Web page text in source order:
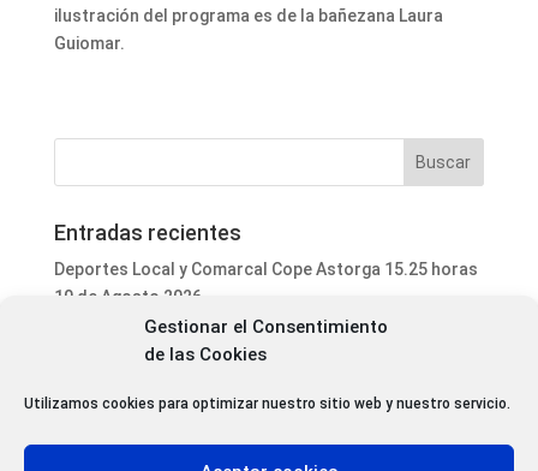
Gestionar el Consentimiento
de las Cookies
Utilizamos cookies para optimizar nuestro sitio web y nuestro servicio.
ilustración del programa es de la bañezana Laura
Guiomar.
Entradas recientes
Deportes Local y Comarcal Cope Astorga 15.25 horas
10 de Agosto 2026
Informativo Mediodía Cope Astorga 14.20 horas 10 de
Agosto 2026
Programa Local Cope Astorga 10 de Agosto 2026